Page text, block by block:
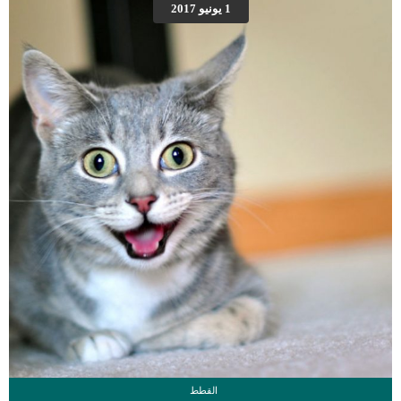
ونطاقها بالتحديدكما سيحدد افضل مكان يمكن اخذ الانسجة البديلة منه ويفضل ان يكون
اقر مكان من المكان المصاب.سيناقش طبيبك البيطرى معك حول أفضل طريقة ومسار
سيستخدمه ليناسب كلبك.سيقوم الطبيب البيطرى بنقل مجموعة الانسجة البديلة فوق
الموقع المصاب من جسم الكلب.سيقوم […]
1 يونيو 2017
القطط